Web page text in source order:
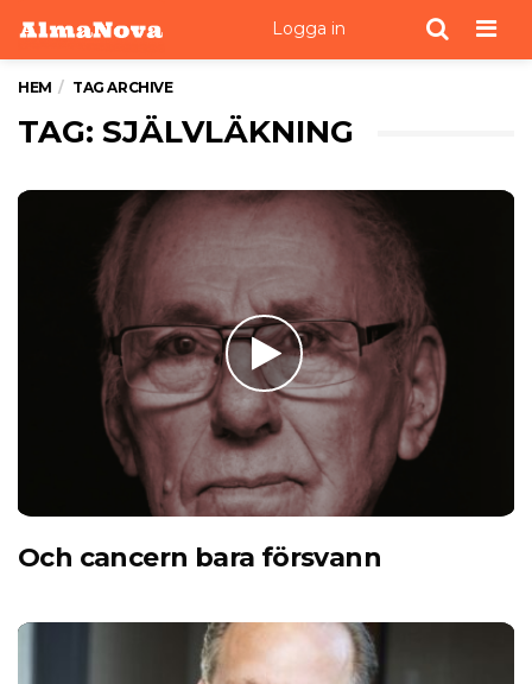
Logga in
HEM TAG ARCHIVE
TAG: SJÄLVLÄKNING
Och cancern bara försvann